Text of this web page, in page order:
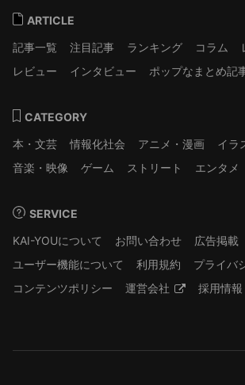
ARTICLE
記事一覧
注目記事 ランキング コラム
レビュー
インタビュー ポップなまとめ記
CATEGORY
本・文芸
情報化社会 アニメ・漫画
イラ
音楽・映像
ゲーム ストリート エンタメ
SERVICE
KAI-YOUについて
お問い合わせ
広告掲載
ユーザー機能について
利用規約
プライバ
コンテンツポリシー
運営会社 採用情報